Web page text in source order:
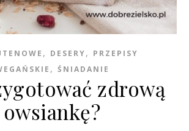
, DESERY, PRZEPISY
, ŚNIADANIE
zdrową
owsiankę?